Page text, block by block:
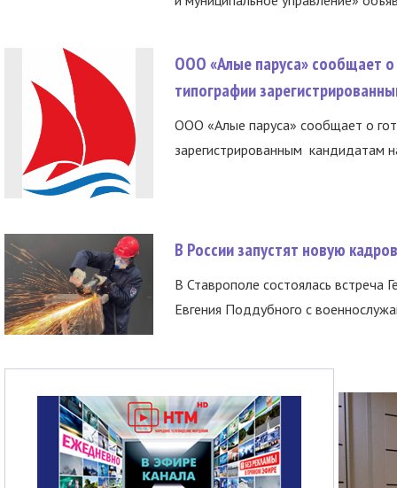
ООО «Алые паруса» сообщает о
типографии
ООО «Алые паруса» сообщает о
зарегистрированным кандидатам
В России запустят новую
В Ставрополе состоялась встреча
Евгения Поддубного с